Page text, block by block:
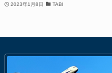
2023年1月8日 TABI